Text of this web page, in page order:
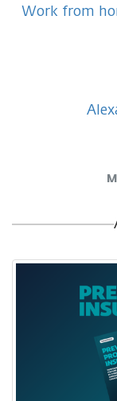
Work from